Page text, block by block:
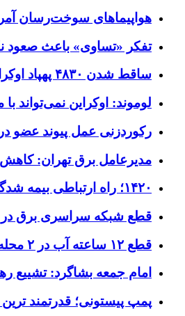
هواپیماهای سوخت‌رسان
تفکر «تساوی» باعث صعود
ساقط شدن ۴۸۳۰ پهپاد اوکراینی با آتش پدافند روسیه
لوموند: اوکراین نمی‌تواند
رکوردزنی عمل پیوند عضو
مدیرعامل برق تهران: کاهش ۱۰ درصدی مصرف برق، ضامن پایداری شبکه است
۱۴۲۰؛ راه ارتباطی بیمه شدگان تأمین‌اجتماعی
قطع شبکه سراسری برق در
قطع ۱۲ ساعته آب در ۲ محله بندرعباس
امام جمعه بشاگرد: تشییع
پمپ پیستونی؛ قدرتمند